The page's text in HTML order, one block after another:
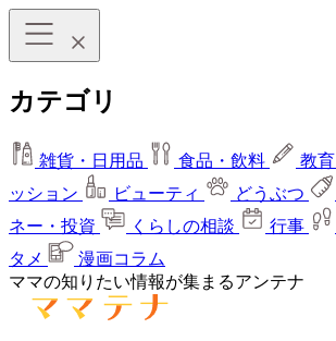
カテゴリ
雑貨・日用品 食品・飲料 教育
ッション
ビューティ どうぶつ
ネー・投資
くらしの相談 行事
タメ
漫画コラム
ママの知りたい情報が集まるアンテナ